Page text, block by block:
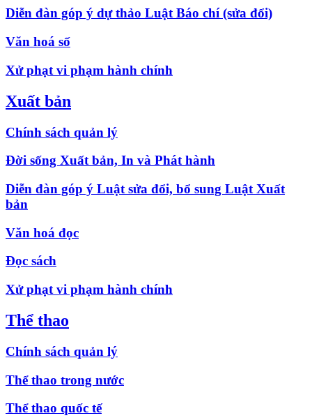
Diễn đàn góp ý dự thảo Luật Báo chí (sửa đổi)
Văn hoá số
Xử phạt vi phạm hành chính
Xuất bản
Chính sách quản lý
Đời sống Xuất bản, In và Phát hành
Diễn đàn góp ý Luật sửa đổi, bổ sung Luật Xuất
bản
Văn hoá đọc
Đọc sách
Xử phạt vi phạm hành chính
Thể thao
Chính sách quản lý
Thể thao trong nước
Thể thao quốc tế